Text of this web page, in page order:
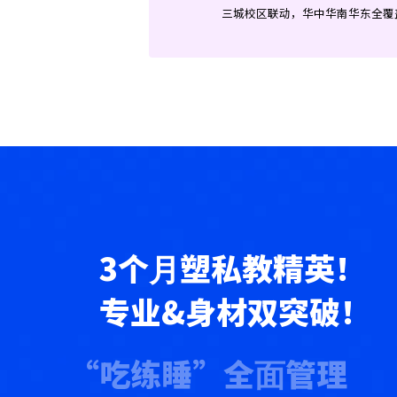
三城校区联动，华中华南华东全
3个⽉塑私教精英！
专业&身材双突破！
“吃练睡”全⾯管理